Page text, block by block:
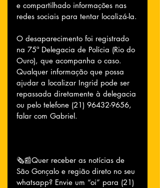
e compartilhado informações nas
redes sociais para tentar localizá-la.
O desaparecimento foi registrado
na 75ª Delegacia de Polícia (Rio do
Ouro), que acompanha o caso.
Qualquer informação que possa
ajudar a localizar Ingrid pode ser
repassada diretamente à delegacia
ou pelo telefone (21) 96432-9656,
falar com Gabriel.
🗞📰Quer receber as notícias de
São Gonçalo e região direto no seu
whatsapp? Envie um “oi” para (21)